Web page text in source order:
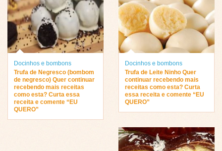
Docinhos e bombons
Trufa de Negresco (bombom
de negresco) Quer continuar
recebendo mais receitas
como esta? Curta essa
receita e comente “EU
QUERO”
Docinhos e bombons
Trufa de Leite Ninho Quer
continuar recebendo mais
receitas como esta? Curta
essa receita e comente “EU
QUERO”